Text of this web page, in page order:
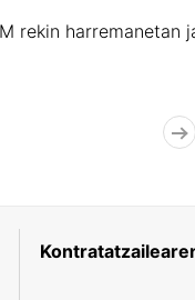
rekin harremanetan